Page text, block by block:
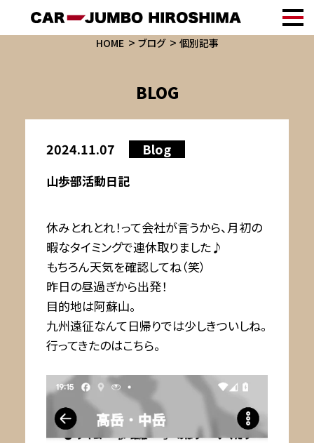
HOME ブログ 個別記事
BLOG
2024.11.07 Blog
山歩部活動日記
休みとれとれ！って会社が言うから、月初の
暇なタイミングで連休取りました♪
もちろん天気を確認してね（笑）
昨日の昼過ぎから出発！
目的地は阿蘇山。
九州遠征なんて日帰りでは少しきついしね。
行ってきたのはこちら。